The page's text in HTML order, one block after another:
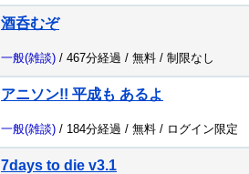
酒呑むぞ
一般(雑談) / 467分経過 / 無料 / 制限なし
アニソン!! 平成も あるよ
一般(雑談) / 184分経過 / 無料 / ログイン限定
7days to die v3.1